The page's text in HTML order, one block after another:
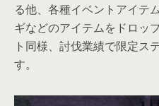
る他、各種イベントアイテ
ギなどのアイテムをドロッ
ト同様、討伐業績で限定ス
す。